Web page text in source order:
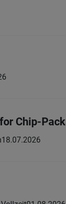
Chip-
18.07.2026